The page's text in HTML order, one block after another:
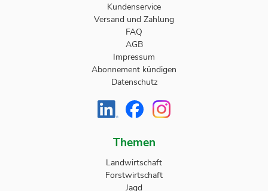
Kundenservice
Versand und Zahlung
FAQ
AGB
Impressum
Abonnement kündigen
Datenschutz
Themen
Landwirtschaft
Forstwirtschaft
Jagd